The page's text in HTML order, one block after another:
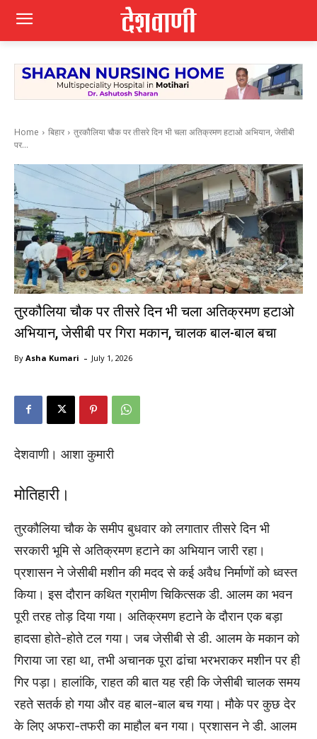
Home बिहार
तुरकौलिया चौक पर तीसरे दिन भी चला अतिक्रमण हटाओ अभियान, जेसीबी
पर...
तुरकौलिया चौक पर तीसरे दिन भी चला अतिक्रमण हटाओ
अभियान, जेसीबी पर गिरा मकान, चालक बाल-बाल बचा
By Asha Kumari - July 1, 2026
देशवाणी। आशा कुमारी
मोतिहारी।
तुरकौलिया चौक के समीप बुधवार को लगातार तीसरे दिन भी
सरकारी भूमि से अतिक्रमण हटाने का अभियान जारी रहा।
प्रशासन ने जेसीबी मशीन की मदद से कई अवैध निर्माणों को ध्वस्त
किया। इस दौरान कथित ग्रामीण चिकित्सक डी. आलम का भवन
पूरी तरह तोड़ दिया गया। अतिक्रमण हटाने के दौरान एक बड़ा
हादसा होते-होते टल गया। जब जेसीबी से डी. आलम के मकान को
गिराया जा रहा था, तभी अचानक पूरा ढांचा भरभराकर मशीन पर ही
गिर पड़ा। हालांकि, राहत की बात यह रही कि जेसीबी चालक समय
रहते सतर्क हो गया और वह बाल-बाल बच गया। मौके पर कुछ देर
के लिए अफरा-तफरी का माहौल बन गया। प्रशासन ने डी. आलम